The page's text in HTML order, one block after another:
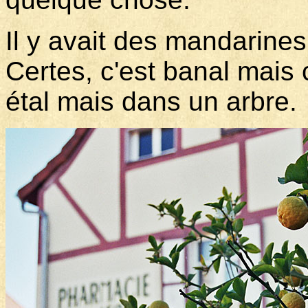
Il y avait des
Certes, c'est banal
étal mais dans un arbre.